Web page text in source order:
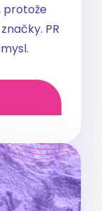
protože
PR